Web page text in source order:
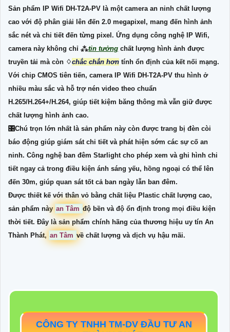
Sản phẩm IP Wifi DH-T2A-PV là một camera an ninh chất lượng
cao với độ phân giải lên đến 2.0 megapixel, mang đến hình ảnh
sắc nét và chi tiết đến từng pixel. Ứng dụng công nghệ IP Wifi,
camera này không chỉ ⁂tin tưởng chất lượng hình ảnh được
truyền tải mà còn ♢chắc chắn hơn tính ổn định của kết nối mạng.
Với chip CMOS tiên tiến, camera IP Wifi DH-T2A-PV thu hình ở
nhiều màu sắc và hỗ trợ nén video theo chuẩn
H.265/H.264+/H.264, giúp tiết kiệm băng thông mà vẫn giữ được
chất lượng hình ảnh cao.
🎛Chú trọn lớn nhất là sản phẩm này còn được trang bị đèn còi
báo động giúp giám sát chi tiết và phát hiện sớm các sự cố an
ninh. Công nghệ ban đêm Starlight cho phép xem và ghi hình chi
tiết ngay cả trong điều kiện ánh sáng yếu, hồng ngoại có thể lên
đến 30m, giúp quan sát tốt cả ban ngày lẫn ban đêm.
Được thiết kế với thân vỏ bằng chất liệu Plastic chất lượng cao,
sản phẩm này an Tâm độ bền và độ ổn định trong mọi điều kiện
thời tiết. Đây là sản phẩm chính hãng của thương hiệu uy tín An
Thành Phát, an Tâm về chất lượng và dịch vụ hậu mãi.
CÔNG TY TNHH TM-DV ĐẦU TƯ AN